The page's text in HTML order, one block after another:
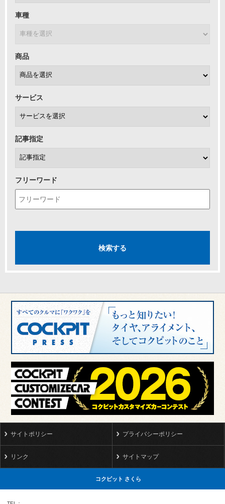
車種
商品
サービス
記事指定
フリーワード
サイトポリシー プライバシーポリシー
リンク サイトマップ
コクピット さくら